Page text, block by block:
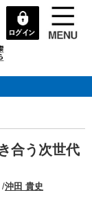
合う次世代
/沖田 貴史